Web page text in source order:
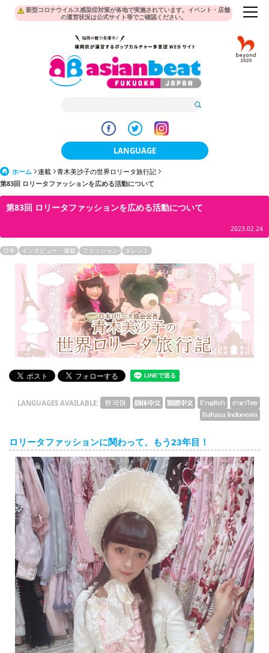
新型コロナウイルス感染症対策が各地で実施されています。イベント・店舗
の運営状況は公式サイト等でご確認ください。
LANGUAGE
日本語
한국어
繁體中文
English
ภาษาไทย
tiéng Viêt
Bahasa Indonesia
ホーム 連載
青木美沙子の世界ロリータ旅行記
第83回 ロリータファッションを広める活動について
第83回 ロリータファッションを広める活動について
2023.02.24
日本 インタビュー・連載 ファッション タレント
LANGUAGES AVAILABLE:
ロリータファッションに関わって、もう23年目！